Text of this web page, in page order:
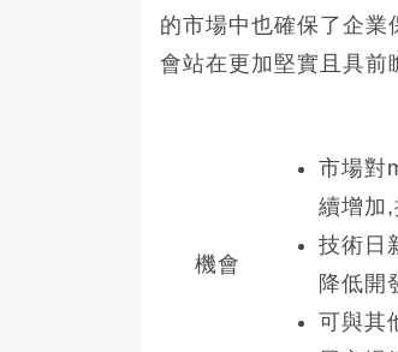
的市場中也確保了企
會站在更加堅實且具前
機會
市場對
續增加
技術日
降低開
可與其